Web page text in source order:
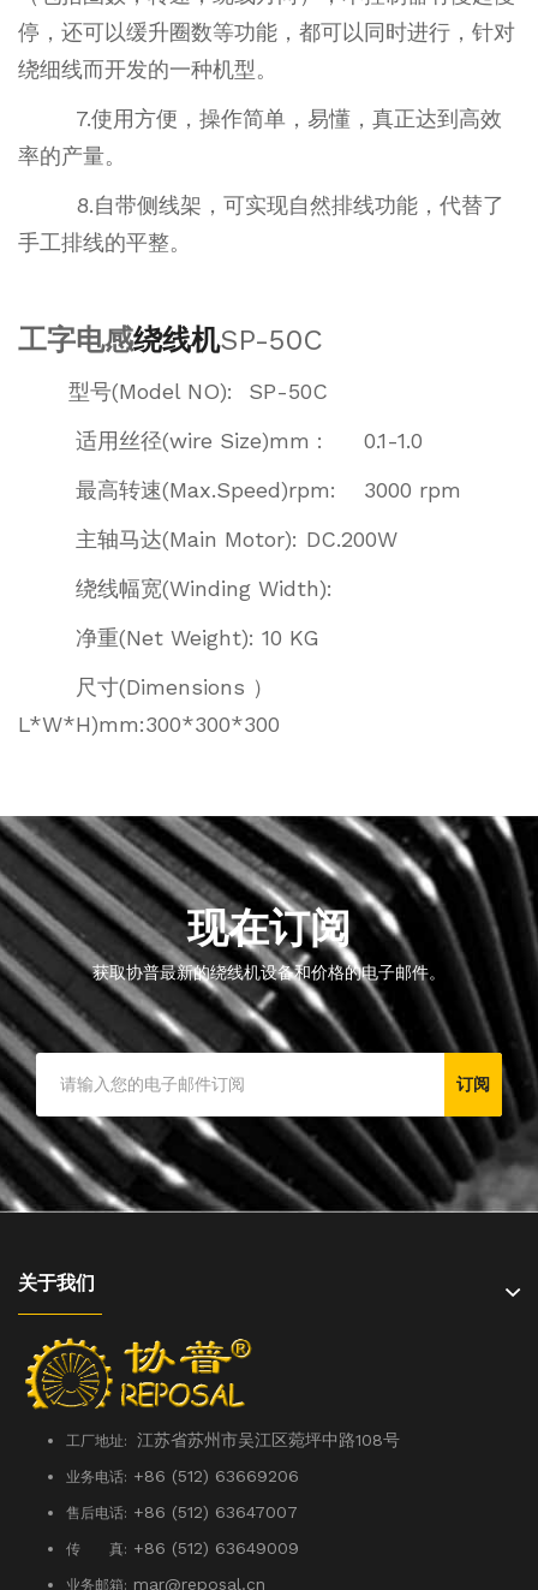
停，还可以缓升圈数等功能，都可以同时进行，针对
绕细线而开发的一种机型。
7.使用方便，操作简单，易懂，真正达到高效
率的产量。
8.自带侧线架，可实现自然排线功能，代替了
手工排线的平整。
工字电感绕线机SP-50C
型号(Model NO):
SP-50C
适用丝径(wire Size)mm :
0.1-1.0
最高转速(Max.Speed)rpm:
3000 rpm
主轴马达(Main Motor): DC.200W
绕线幅宽(Winding Width):
净重(Net Weight): 10 KG
尺寸(Dimensions ）
L*W*H)mm:300*300*300
现在订阅
获取协普最新的绕线机设备和价格的电子邮件。
订阅
关于我们
工厂地址: 江苏省苏州市吴江区菀坪中路108号
业务电话: +86 (512) 63669206
售后电话: +86 (512) 63647007
传 真: +86 (512) 63649009
业务邮箱: mar@reposal.cn